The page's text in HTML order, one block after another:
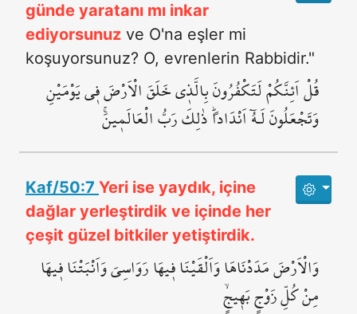
günde yaratanı mı inkar
ediyorsunuz ve O'na eşler mi
koşuyorsunuz? O, evrenlerin Rabbidir."
قُلْ اَئِنَّكُمْ لَتَكْفُرُونَ بِالَّذ۪ي خَلَقَ الْاَرْضَ ف۪ي يَوْمَيْنِ
وَتَجْعَلُونَ لَـهُٓ اَنْدَاداًۜ ذٰلِكَ رَبُّ الْعَالَم۪ينَۚ
Kaf/50:7 Yeri ise yaydık, içine
dağlar yerleştirdik ve içinde her
çeşit güzel bitkiler yetiştirdik.
وَالْاَرْضَ مَدَدْنَاهَا وَاَلْقَيْنَا ف۪يهَا رَوَاسِيَ وَاَنْبَتْنَا ف۪يهَا
مِنْ كُلِّ زَوْجٍ بَه۪يجٍۙ